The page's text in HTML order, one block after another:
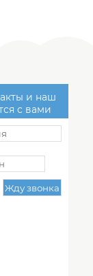
и наш
с вами